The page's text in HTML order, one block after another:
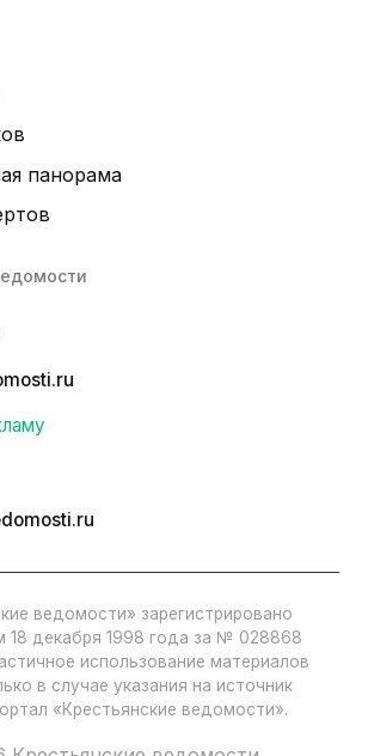
панорама
ведомости» зарегистрировано
18 декабря 1998 года за № 028868
использование материалов
в случае указания на источник
«Крестьянские ведомости».